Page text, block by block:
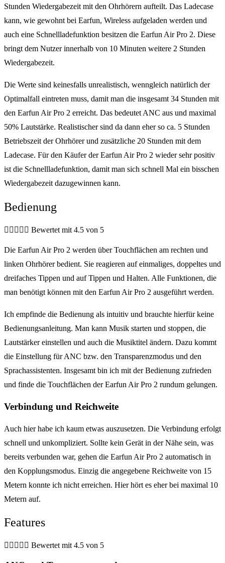
Stunden Wiedergabezeit mit den Ohrhörern aufteilt. Das Ladecase
kann, wie gewohnt bei Earfun, Wireless aufgeladen werden und
auch eine Schnellladefunktion besitzen die Earfun Air Pro 2. Diese
bringt dem Nutzer innerhalb von 10 Minuten weitere 2 Stunden
Wiedergabezeit.
Die Werte sind keinesfalls unrealistisch, wenngleich natürlich der
Optimalfall eintreten muss, damit man die insgesamt 34 Stunden mit
den Earfun Air Pro 2 erreicht. Das bedeutet ANC aus und maximal
50% Lautstärke. Realistischer sind da dann eher so ca. 5 Stunden
Betriebszeit der Ohrhörer und zusätzliche 20 Stunden mit dem
Ladecase. Für den Käufer der Earfun Air Pro 2 wieder sehr positiv
ist die Schnellladefunktion, damit man sich schnell Mal ein bisschen
Wiedergabezeit dazugewinnen kann.
Bedienung
     Bewertet mit 4.5 von 5
Die Earfun Air Pro 2 werden über Touchflächen am rechten und
linken Ohrhörer bedient. Sie reagieren auf einmaliges, doppeltes und
dreifaches Tippen und auf Tippen und Halten. Alle Funktionen, die
man benötigt können mit den Earfun Air Pro 2 ausgeführt werden.
Ich empfinde die Bedienung als intuitiv und brauchte hierfür keine
Bedienungsanleitung. Man kann Musik starten und stoppen, die
Lautstärker einstellen und auch die Musiktitel ändern. Dazu kommt
die Einstellung für ANC bzw. den Transparenzmodus und den
Sprachassistenten. Insgesamt bin ich mit der Bedienung zufrieden
und finde die Touchflächen der Earfun Air Pro 2 rundum gelungen.
Verbindung und Reichweite
Auch hier habe ich kaum etwas auszusetzen. Die Verbindung erfolgt
schnell und unkompliziert. Sollte kein Gerät in der Nähe sein, was
bereits verbunden war, gehen die Earfun Air Pro 2 automatisch in
den Kopplungsmodus. Einzig die angegebene Reichweite von 15
Metern konnte ich nicht erreichen. Hier hört es eher bei maximal 10
Metern auf.
Features
     Bewertet mit 4.5 von 5